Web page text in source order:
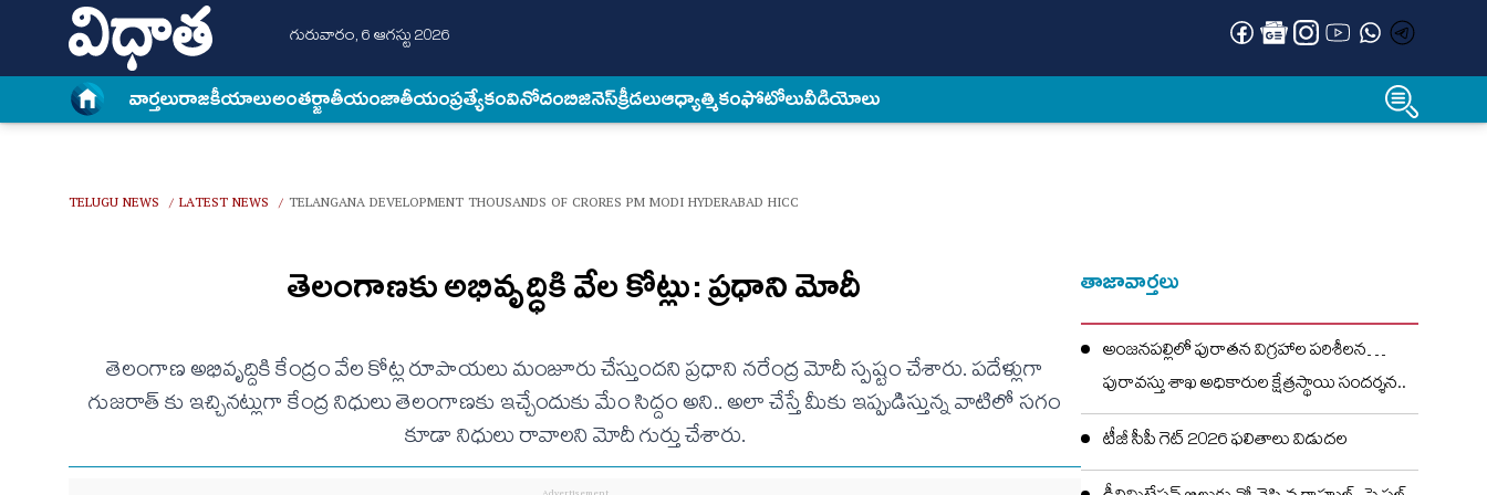
గురువారం, 6 ఆగస్టు 2026
వార్త‌లురాజకీయాలుఅంత‌ర్జాతీయంజాతీయంప్రత్యేకంవినోదంబిజినెస్క్రీడలుఆధ్యాత్మికంఫోటోలువీడియోలు
TELUGU NEWS / LATEST NEWS / TELANGANA DEVELOPMENT THOUSANDS OF CRORES PM MODI HYDERABAD HICC
తెలంగాణకు అభివృద్ధికి వేల కోట్లు: ప్రధాని మోదీ
తెలంగాణ అభివృద్దికి కేంద్రం వేల కోట్ల రూపాయలు మంజూరు చేస్తుందని ప్రధాని నరేంద్ర మోదీ స్పష్టం చేశారు. పదేళ్లుగా
గుజరాత్ కు ఇచ్చినట్లుగా కేంద్ర నిధులు తెలంగాణకు ఇచ్చేందుకు మేం సిద్దం అని.. అలా చేస్తే మీకు ఇప్పుడిస్తున్న వాటిలో సగం
కూడా నిధులు రావాలని మోదీ గుర్తు చేశారు.
తాజావార్తలు
అంజనపల్లిలో పురాతన విగ్రహాల పరిశీలన…
పురావస్తు శాఖ అధికారుల క్షేత్రస్థాయి సందర్శన..
టీజీ సీపీ గెట్ 2026 ఫలితాలు విడుదల